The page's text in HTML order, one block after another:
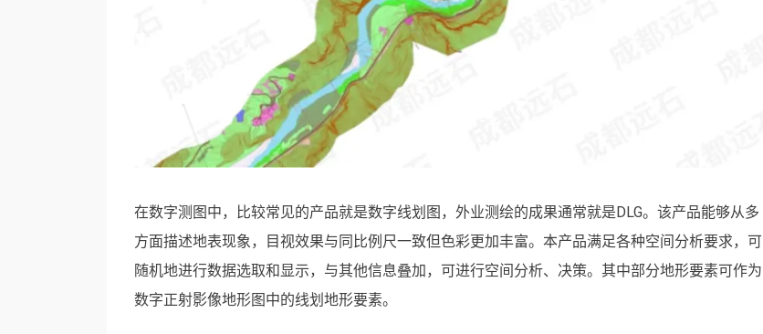
在数字测图中，比较常见的产品就是数字线划图，外业测绘的成果通常就是DLG。该产品能够从多
方面描述地表现象，目视效果与同比例尺一致但色彩更加丰富。本产品满足各种空间分析要求，可
随机地进行数据选取和显示，与其他信息叠加，可进行空间分析、决策。其中部分地形要素可作为
数字正射影像地形图中的线划地形要素。